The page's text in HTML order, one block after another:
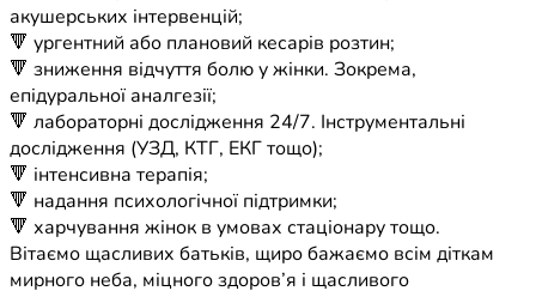
акушерських інтервенцій;
🔻 ургентний або плановий кесарів розтин;
🔻 зниження відчуття болю у жінки. Зокрема,
епідуральної аналгезії;
🔻 лабораторні дослідження 24/7. Інструментальні
дослідження (УЗД, КТГ, ЕКГ тощо);
🔻 інтенсивна терапія;
🔻 надання психологічної підтримки;
🔻 харчування жінок в умовах стаціонару тощо.
Вітаємо щасливих батьків, щиро бажаємо всім діткам
мирного неба, міцного здоров’я і щасливого